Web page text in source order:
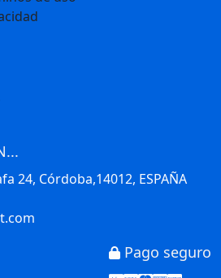
24, Córdoba,14012, ESPAÑA
Pago seguro